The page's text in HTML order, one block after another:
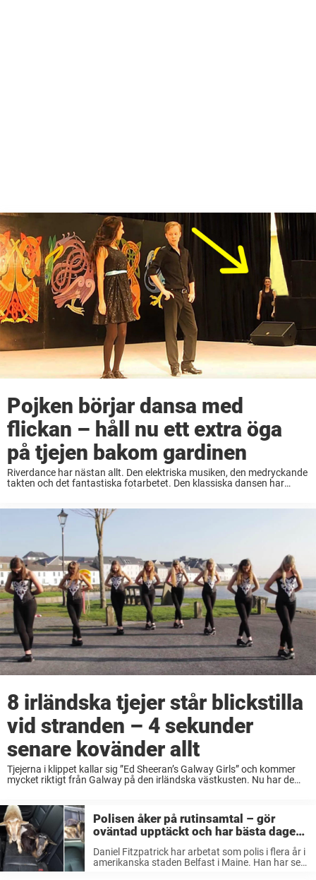
Pojken börjar dansa med
flickan – håll nu ett extra öga
på tjejen bakom gardinen
Riverdance har nästan allt. Den elektriska musiken, den medryckande
takten och det fantastiska fotarbetet. Den klassiska dansen har
8 irländska tjejer står blickstilla
vid stranden – 4 sekunder
senare kovänder allt
Tjejerna i klippet kallar sig ”Ed Sheeran’s Galway Girls” och kommer
mycket riktigt från Galway på den irländska västkusten. Nu har de
Polisen åker på rutinsamtal – gör
oväntad upptäckt och har bästa dagen
Daniel Fitzpatrick har arbetat som polis i flera år i
amerikanska staden Belfast i Maine. Han har sett